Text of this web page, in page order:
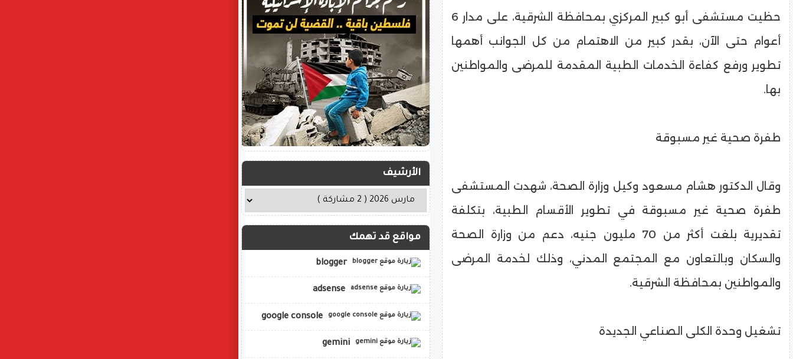
حظيت مستشفى أبو كبير المركزي بمحافظة الشرقية، على مدار 6
أعوام حتى الآن، بقدر كبير من الاهتمام من كل الجوانب أهمها
تطوير ورفع كفاءة الخدمات الطبية المقدمة للمرضى والمواطنين
بها.
طفرة صحية غير مسبوقة
وقال الدكتور هشام مسعود وكيل وزارة الصحة، شهدت المستشفى
طفرة صحية غير مسبوقة في تطوير الأقسام الطبية، بتكلفة
تقديرية بلغت أكثر من 70 مليون جنيه، دعم من وزارة الصحة
والسكان وبالتعاون مع المجتمع المدني، وذلك لخدمة المرضى
والمواطنين بمحافظة الشرقية.
تشغيل وحدة الكلى الصناعي الجديدة
الأرشيف
مواقع قد تهمك
blogger